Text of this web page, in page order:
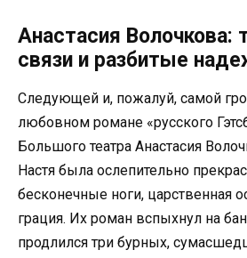
Анастасия Волочкова:
связи и разбитые
Следующей и, пожалуй, самой
любовном романе «русского
Большого театра Анастасия
Настя была ослепительно
бесконечные ноги, царственная
грация. Их роман вспыхнул на
продлился три бурных,